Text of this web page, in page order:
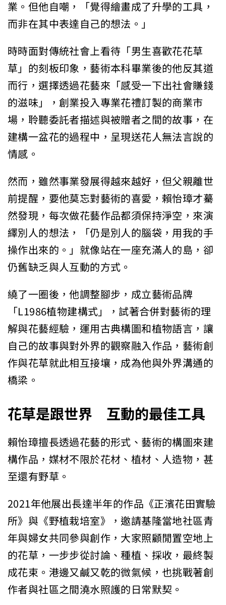
業。但他自嘲，「覺得繪畫成了升學的工具，
而非在其中表達自己的想法。」
時時面對傳統社會上看待「男生喜歡花花草
草」的刻板印象，藝術本科畢業後的他反其道
而行，選擇透過花藝來「感受一下出社會賺錢
的滋味」，創業投入專業花禮訂製的商業市
場，聆聽委託者描述與被贈者之間的故事，在
建構一盆花的過程中，呈現送花人無法言說的
情感。
然而，雖然事業發展得越來越好，但父親離世
前提醒，要他莫忘對藝術的喜愛，賴怡璋才驀
然發現，每次做花藝作品都須保持淨空，來演
繹別人的想法，「仍是別人的腦袋，用我的手
操作出來的。」就像站在一座充滿人的島，卻
仍舊缺乏與人互動的方式。
繞了一圈後，他調整腳步，成立藝術品牌
「L1986植物建構式」，試著合併對藝術的理
解與花藝經驗，運用古典構圖和植物語言，讓
自己的故事與對外界的觀察融入作品，藝術創
作與花草就此相互接壤，成為他與外界溝通的
橋梁。
花草是跟世界 互動的最佳工具
賴怡璋擅長透過花藝的形式、藝術的構圖來建
構作品，媒材不限於花材、植材、人造物，甚
至還有野草。
2021年他展出長達半年的作品《正濱花田實驗
所》與《野植栽培室》，邀請基隆當地社區青
年與婦女共同參與創作，大家照顧閒置空地上
的花草，一步步從討論、種植、採收，最終製
成花束。港邊又鹹又乾的微氣候，也挑戰著創
作者與社區之間澆水照護的日常默契。